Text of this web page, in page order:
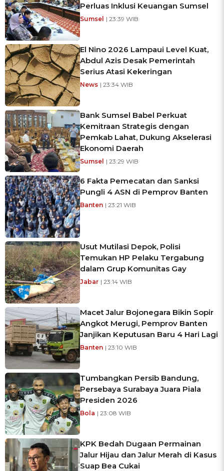
Perluas Inklusi Keuangan Sumsel
Sumsel | 23:39 WIB
El Nino 2026 Lampaui Level Kuat,
Abdul Azis Desak Pemerintah
Serius Atasi Kekeringan
News | 23:34 WIB
Bank Sumsel Babel Perkuat
Kemitraan Strategis dengan
Pemkab Lahat, Dukung Akselerasi
Ekonomi Daerah
Sumsel | 23:29 WIB
6 Fakta Pemecatan dan Sanksi
Pungli 4 ASN di Pemprov Banten
Banten | 23:21 WIB
Usut Mutilasi Depok, Polisi
Temukan HP Pelaku Tergabung
dalam Grup Komunitas Gay
Jabar | 23:14 WIB
Macet Jalur Bojonegara Bikin Sopir
Angkot Merugi, Pemprov Banten
Janjikan Keputusan Baru 4 Hari Lagi
Banten | 23:10 WIB
Tumbangkan Persib Bandung,
Persebaya Surabaya Juara Piala
Presiden 2026
Bola | 23:08 WIB
KPK Bedah Dugaan Permainan
Jalur Hijau dan Jalur Merah di Kasus
Suap Bea Cukai